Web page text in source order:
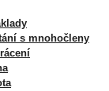
s mnohočleny